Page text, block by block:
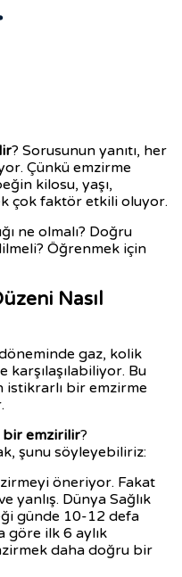
? Sorusunun yanıtı, her
Çünkü emzirme
kilosu, yaşı,
çok faktör etkili oluyor.
ne olmalı? Doğru
Öğrenmek için
Nasıl
gaz, kolik
karşılaşılabiliyor. Bu
istikrarlı bir emzirme
bir emzirilir?
şunu söyleyebiliriz:
öneriyor. Fakat
yanlış. Dünya Sağlık
günde 10-12 defa
göre ilk 6 aylık
daha doğru bir